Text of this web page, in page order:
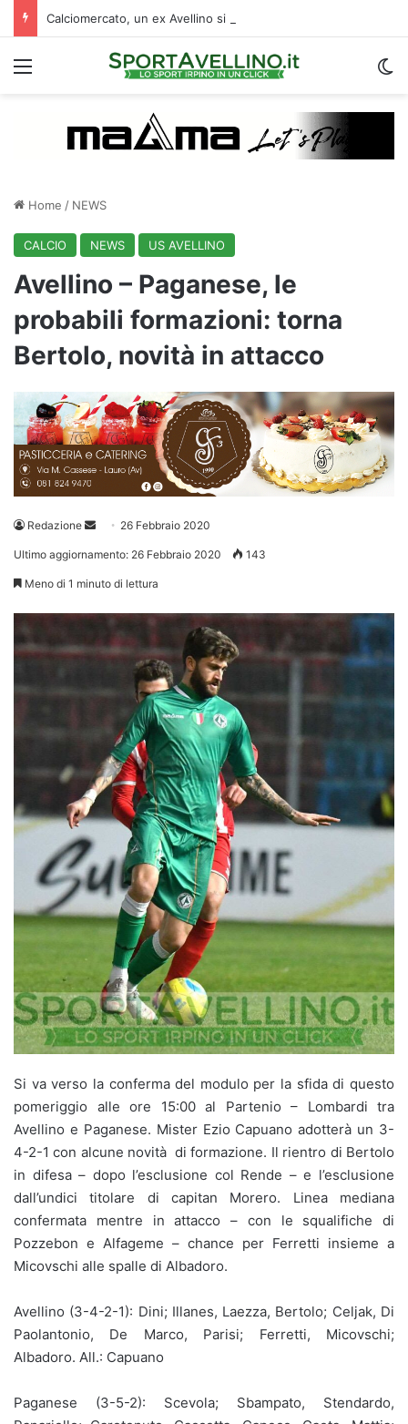
Menu
Home / NEWS
CALCIO NEWS US AVELLINO
Avellino – Paganese, le
probabili formazioni: torna
Bertolo, novità in attacco
Redazione
Invia 26 Febbraio 2020
Ultimo aggiornamento: 26 Febbraio 2020 143
Meno di 1 minuto di lettura
Si va verso la conferma del modulo per la sfida di questo
pomeriggio alle ore 15:00 al Partenio – Lombardi tra
Avellino e Paganese. Mister Ezio Capuano adotterà un 3-
4-2-1 con alcune novità di formazione. Il rientro di Bertolo
in difesa – dopo l’esclusione col Rende – e l’esclusione
dall’undici titolare di capitan Morero. Linea mediana
confermata mentre in attacco – con le squalifiche di
Pozzebon e Alfageme – chance per Ferretti insieme a
Micovschi alle spalle di Albadoro.
Avellino (3-4-2-1): Dini; Illanes, Laezza, Bertolo; Celjak, Di
Paolantonio, De Marco, Parisi; Ferretti, Micovschi;
Albadoro. All.: Capuano
Paganese (3-5-2): Scevola; Sbampato, Stendardo,